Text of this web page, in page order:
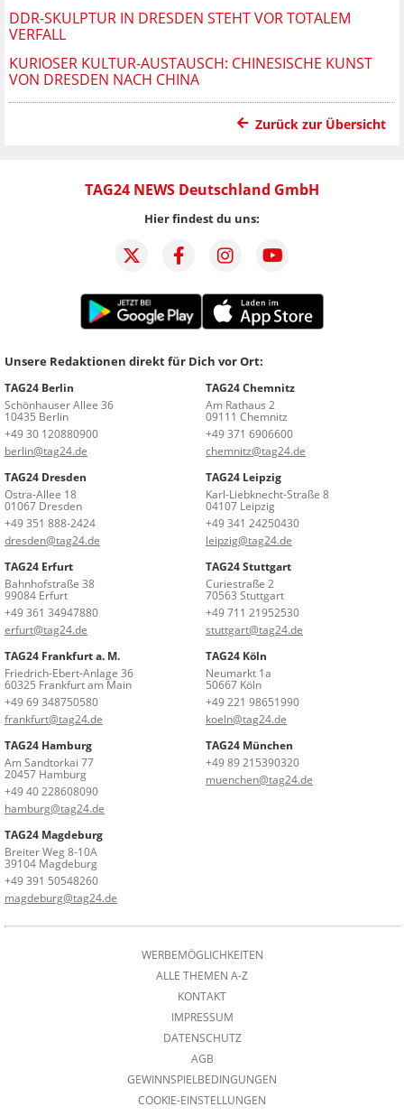
DDR-SKULPTUR IN DRESDEN STEHT VOR TOTALEM
VERFALL
KURIOSER KULTUR-AUSTAUSCH: CHINESISCHE KUNST
VON DRESDEN NACH CHINA
Zurück zur Übersicht
TAG24 NEWS Deutschland GmbH
Hier findest du uns:
Unsere Redaktionen direkt für Dich vor Ort:
TAG24 Berlin
Schönhauser Allee 36
10435 Berlin
+49 30 120880900
berlin@tag24.de
TAG24 Chemnitz
Am Rathaus 2
09111 Chemnitz
+49 371 6906600
chemnitz@tag24.de
TAG24 Dresden
Ostra-Allee 18
01067 Dresden
+49 351 888-2424
dresden@tag24.de
TAG24 Leipzig
Karl-Liebknecht-Straße 8
04107 Leipzig
+49 341 24250430
leipzig@tag24.de
TAG24 Erfurt
Bahnhofstraße 38
99084 Erfurt
+49 361 34947880
erfurt@tag24.de
TAG24 Stuttgart
Curiestraße 2
70563 Stuttgart
+49 711 21952530
stuttgart@tag24.de
TAG24 Frankfurt a. M.
Friedrich-Ebert-Anlage 36
60325 Frankfurt am Main
+49 69 348750580
frankfurt@tag24.de
TAG24 Köln
Neumarkt 1a
50667 Köln
+49 221 98651990
koeln@tag24.de
TAG24 Hamburg
Am Sandtorkai 77
20457 Hamburg
+49 40 228608090
hamburg@tag24.de
TAG24 München
+49 89 215390320
muenchen@tag24.de
TAG24 Magdeburg
Breiter Weg 8-10A
39104 Magdeburg
+49 391 50548260
magdeburg@tag24.de
WERBEMÖGLICHKEITEN
ALLE THEMEN A-Z
KONTAKT
IMPRESSUM
DATENSCHUTZ
AGB
GEWINNSPIELBEDINGUNGEN
COOKIE-EINSTELLUNGEN